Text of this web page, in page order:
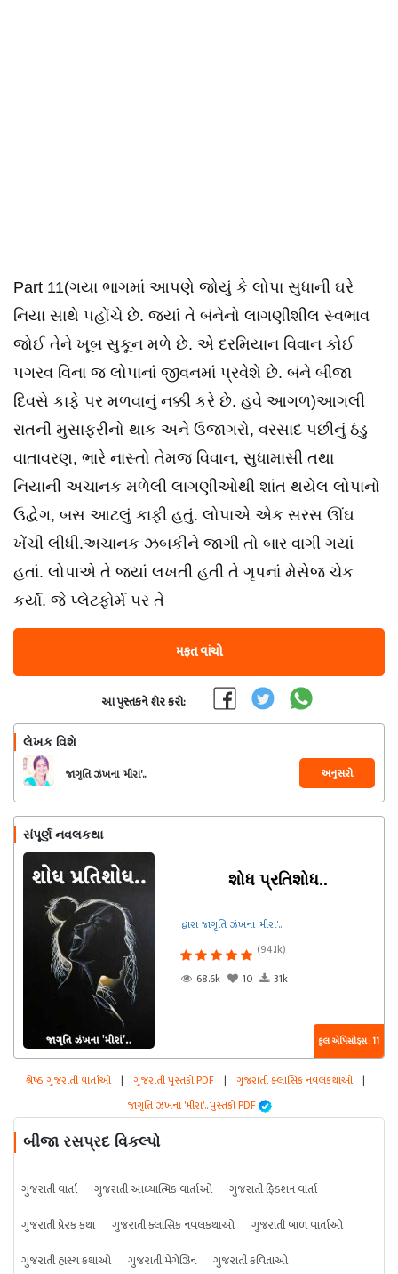
Part 11(ગયા ભાગમાં આપણે જોયું કે લોપા સુધાની ઘરે
નિયા સાથે પહોંચે છે. જ્યાં તે બંનેનો લાગણીશીલ સ્વભાવ
જોઈ તેને ખૂબ સુકૂન મળે છે. એ દરમિયાન વિવાન કોઈ
પગરવ વિના જ લોપાનાં જીવનમાં પ્રવેશે છે. બંને બીજા
દિવસે કાફે પર મળવાનું નક્કી કરે છે. હવે આગળ)આગલી
રાતની મુસાફરીનો થાક અને ઉજાગરો, વરસાદ પછીનું ઠંડુ
વાતાવરણ, ભારે નાસ્તો તેમજ વિવાન, સુધામાસી તથા
નિયાની અચાનક મળેલી લાગણીઓથી શાંત થયેલ લોપાનો
ઉદ્વેગ, બસ આટલું કાફી હતું. લોપાએ એક સરસ ઊંઘ
ખેંચી લીધી.અચાનક ઝબકીને જાગી તો બાર વાગી ગયાં
હતાં. લોપાએ તે જ્યાં લખતી હતી તે ગૃપનાં મેસેજ ચેક
કર્યાં. જે પ્લેટફોર્મ પર તે
મફત વાંચો
આ પુસ્તકને શેર કરો:
લેખક વિશે
જાગૃતિ ઝંખના 'મીરાં'.. અનુસરો
સંપૂર્ણ નવલકથા
શોધ પ્રતિશોધ..
દ્વારા જાગૃતિ ઝંખના 'મીરાં'..
(94.1k)
68.6k
10 31k
કુલ એપિસોડ્સ : 11
શ્રેષ્ઠ ગુજરાતી વાર્તાઓ | ગુજરાતી પુસ્તકો PDF | ગુજરાતી ક્લાસિક નવલકથાઓ |
જાગૃતિ ઝંખના 'મીરાં'.. પુસ્તકો PDF
બીજા રસપ્રદ વિકલ્પો
ગુજરાતી વાર્તા ગુજરાતી આધ્યાત્મિક વાર્તાઓ
ગુજરાતી ફિક્શન વાર્તા
ગુજરાતી પ્રેરક કથા
ગુજરાતી ક્લાસિક નવલકથાઓ
ગુજરાતી બાળ વાર્તાઓ
ગુજરાતી હાસ્ય કથાઓ
ગુજરાતી મેગેઝિન ગુજરાતી કવિતાઓ